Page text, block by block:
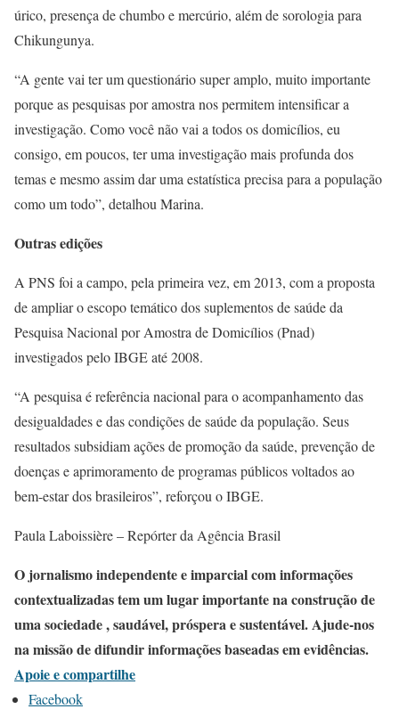
úrico, presença de chumbo e mercúrio, além de sorologia para
Chikungunya.
“A gente vai ter um questionário super amplo, muito importante
porque as pesquisas por amostra nos permitem intensificar a
investigação. Como você não vai a todos os domicílios, eu
consigo, em poucos, ter uma investigação mais profunda dos
temas e mesmo assim dar uma estatística precisa para a população
como um todo”, detalhou Marina.
Outras edições
A PNS foi a campo, pela primeira vez, em 2013, com a proposta
de ampliar o escopo temático dos suplementos de saúde da
Pesquisa Nacional por Amostra de Domicílios (Pnad)
investigados pelo IBGE até 2008.
“A pesquisa é referência nacional para o acompanhamento das
desigualdades e das condições de saúde da população. Seus
resultados subsidiam ações de promoção da saúde, prevenção de
doenças e aprimoramento de programas públicos voltados ao
bem-estar dos brasileiros”, reforçou o IBGE.
Paula Laboissière – Repórter da Agência Brasil
O jornalismo independente e imparcial com informações
contextualizadas tem um lugar importante na construção de
uma sociedade , saudável, próspera e sustentável. Ajude-nos
na missão de difundir informações baseadas em evidências.
Apoie e compartilhe
Facebook